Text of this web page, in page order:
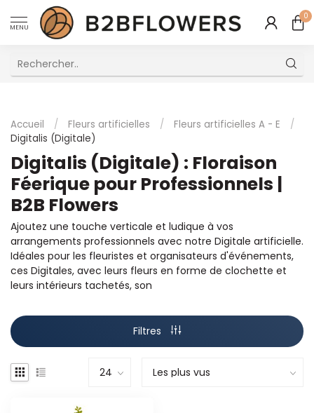
MENU
0
Accueil / Fleurs artificielles / Fleurs artificielles A - E
/
Digitalis (Digitale)
Digitalis (Digitale) : Floraison
Féerique pour Professionnels |
B2B Flowers
Ajoutez une touche verticale et ludique à vos
arrangements professionnels avec notre Digitale artificielle.
Idéales pour les fleuristes et organisateurs d'événements,
ces Digitales, avec leurs fleurs en forme de clochette et
leurs intérieurs tachetés, son
Filtres